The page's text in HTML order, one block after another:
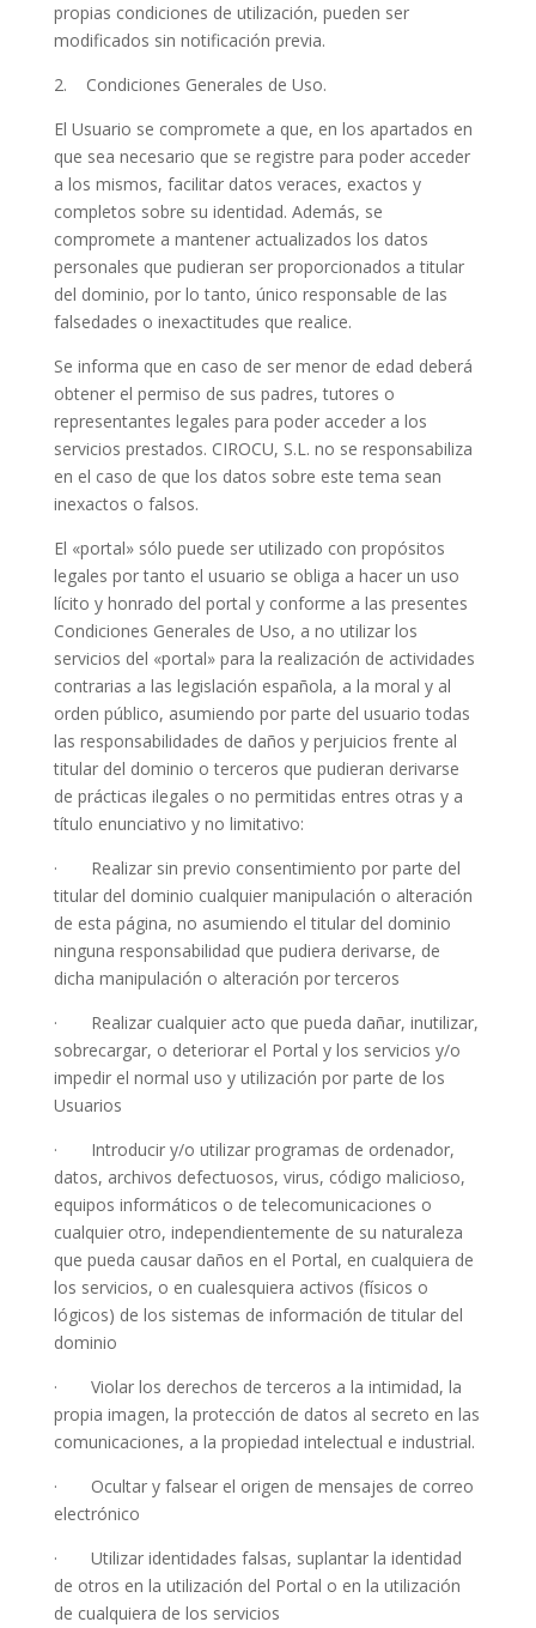
propias condiciones de utilización, pueden ser
modificados sin notificación previa.
2. Condiciones Generales de Uso.
El Usuario se compromete a que, en los apartados en
que sea necesario que se registre para poder acceder
a los mismos, facilitar datos veraces, exactos y
completos sobre su identidad. Además, se
compromete a mantener actualizados los datos
personales que pudieran ser proporcionados a titular
del dominio, por lo tanto, único responsable de las
falsedades o inexactitudes que realice.
Se informa que en caso de ser menor de edad deberá
obtener el permiso de sus padres, tutores o
representantes legales para poder acceder a los
servicios prestados. CIROCU, S.L. no se responsabiliza
en el caso de que los datos sobre este tema sean
inexactos o falsos.
El «portal» sólo puede ser utilizado con propósitos
legales por tanto el usuario se obliga a hacer un uso
lícito y honrado del portal y conforme a las presentes
Condiciones Generales de Uso, a no utilizar los
servicios del «portal» para la realización de actividades
contrarias a las legislación española, a la moral y al
orden público, asumiendo por parte del usuario todas
las responsabilidades de daños y perjuicios frente al
titular del dominio o terceros que pudieran derivarse
de prácticas ilegales o no permitidas entres otras y a
título enunciativo y no limitativo:
· Realizar sin previo consentimiento por parte del
titular del dominio cualquier manipulación o alteración
de esta página, no asumiendo el titular del dominio
ninguna responsabilidad que pudiera derivarse, de
dicha manipulación o alteración por terceros
· Realizar cualquier acto que pueda dañar, inutilizar,
sobrecargar, o deteriorar el Portal y los servicios y/o
impedir el normal uso y utilización por parte de los
Usuarios
· Introducir y/o utilizar programas de ordenador,
datos, archivos defectuosos, virus, código malicioso,
equipos informáticos o de telecomunicaciones o
cualquier otro, independientemente de su naturaleza
que pueda causar daños en el Portal, en cualquiera de
los servicios, o en cualesquiera activos (físicos o
lógicos) de los sistemas de información de titular del
dominio
· Violar los derechos de terceros a la intimidad, la
propia imagen, la protección de datos al secreto en las
comunicaciones, a la propiedad intelectual e industrial.
· Ocultar y falsear el origen de mensajes de correo
electrónico
· Utilizar identidades falsas, suplantar la identidad
de otros en la utilización del Portal o en la utilización
de cualquiera de los servicios